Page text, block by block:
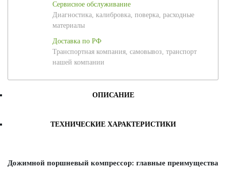
Сервисное обслуживание
Диагностика, калибровка, поверка, расходные
материалы
Доставка по РФ
Транспортная компания, самовывоз, транспорт
нашей компании
ОПИСАНИЕ
ТЕХНИЧЕСКИЕ ХАРАКТЕРИСТИКИ
Дожимной поршневый компрессор: главные преимущества